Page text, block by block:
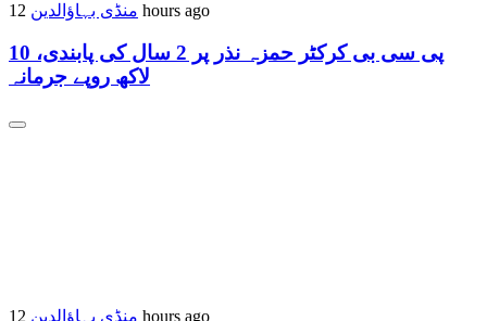
منڈی بہاؤالدین 12 hours ago
پی سی بی کرکٹر حمزہ نذر پر 2 سال کی پابندی، 10
لاکھ روپے جرمانہ
منڈی بہاؤالدین 12 hours ago